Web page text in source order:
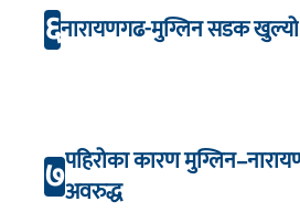
६नारायणगढ-मुग्लिन सडक खुल्यो
७पहिरोका कारण
अवरुद्ध